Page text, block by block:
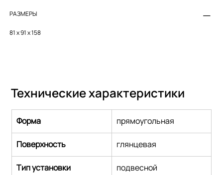
РАЗМЕРЫ
81 x 91 x 158
Технические характеристики
Форма прямоугольная
Поверхность глянцевая
Тип установки подвесной